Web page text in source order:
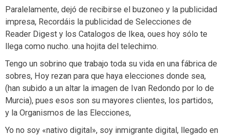
Paralelamente, dejó de recibirse el buzoneo y la publicidad
impresa, Recordáis la publicidad de Selecciones de
Reader Digest y los Catalogos de Ikea, oues hoy sólo te
llega como nucho. una hojita del telechimo.
Tengo un sobrino que trabajo toda su vida en una fábrica de
sobres, Hoy rezan para que haya elecciones donde sea,
(han subido a un altar la imagen de Ivan Redondo por lo de
Murcia), pues esos son su mayores clientes, los partidos,
y la Organismos de las Elecciones,
Yo no soy «nativo digital», soy inmigrante digital, llegado en